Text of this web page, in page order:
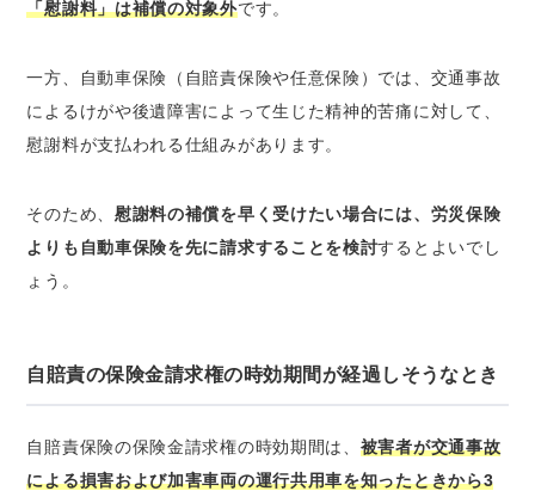
「慰謝料」は補償の対象外です。
一方、自動車保険（自賠責保険や任意保険）では、交通事故
によるけがや後遺障害によって生じた精神的苦痛に対して、
慰謝料が支払われる仕組みがあります。
そのため、 慰謝料の補償を早く受けたい場合には、労災保険
よりも自動車保険を先に請求することを検討するとよいでし
ょう。
自賠責の保険金請求権の時効期間が経過しそうなとき
自賠責保険の保険金請求権の時効期間は、 被害者が交通事故
による損害および加害車両の運行共用車を知ったときから3